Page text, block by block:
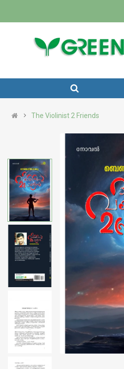
The Violinist 2 Friends